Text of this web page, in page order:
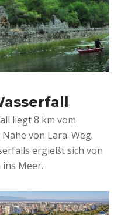
liegt 8 km vom
von Lara. Weg.
ergießt sich von
Meer.